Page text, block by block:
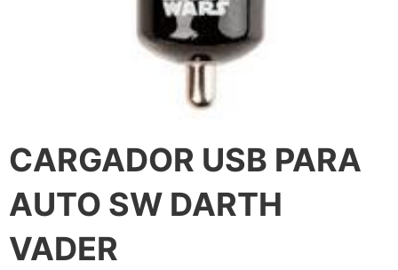
CARGADOR USB PARA
AUTO SW DARTH
VADER